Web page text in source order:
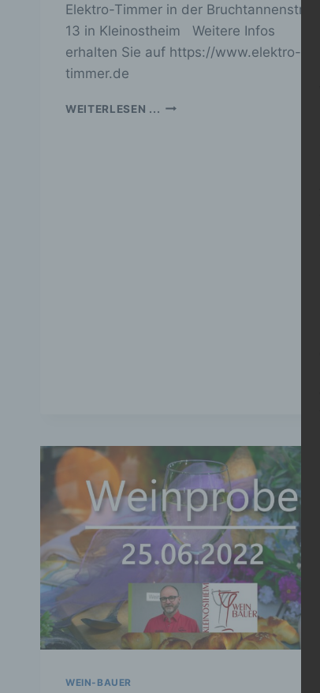
Elektro-Timmer in der Bruchtannenstr.
13 in Kleinostheim Weitere Infos
erhalten Sie auf https://www.elektro-
timmer.de
WEITERLESEN ... SEHEN
WEIN-BAUER